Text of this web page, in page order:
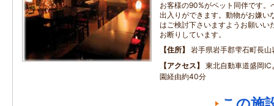
お客様の90%がペット同伴です。
出入りができます。動物がお嫌い
はご検討下さいますようお願いい
お断りしています。
住所
岩手県岩手郡雫石町長
アクセス
東北自動車道盛岡
園経由約40分